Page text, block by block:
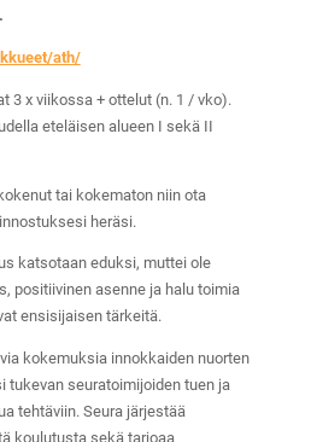
ath/
3 x viikossa + ottelut (n. 1 / vko).
eteläisen alueen I sekä II
tai kokematon niin ota
heräsi.
katsotaan eduksi, muttei ole
positiivinen asenne ja halu toimia
ensisijaisen tärkeitä.
kokemuksia innokkaiden nuorten
tukevan seuratoimijoiden tuen ja
tehtäviin. Seura järjestää
koulutusta sekä tarjoaa